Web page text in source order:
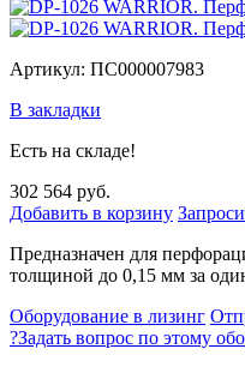
Артикул: ПС000007983
В закладки
Есть на складе!
302 564 руб.
Добавить в корзину
Предназначен для
толщиной до 0,15 мм за
Оборудование в лизинг
?Задать вопрос по этому